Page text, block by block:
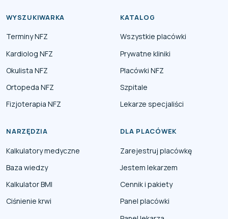
WYSZUKIWARKA
Terminy NFZ
Kardiolog NFZ
Okulista NFZ
Ortopeda NFZ
Fizjoterapia NFZ
KATALOG
Wszystkie placówki
Prywatne kliniki
Placówki NFZ
Szpitale
Lekarze specjaliści
NARZĘDZIA
Kalkulatory medyczne
Baza wiedzy
Kalkulator BMI
Ciśnienie krwi
DLA PLACÓWEK
Zarejestruj placówkę
Jestem lekarzem
Cennik i pakiety
Panel placówki